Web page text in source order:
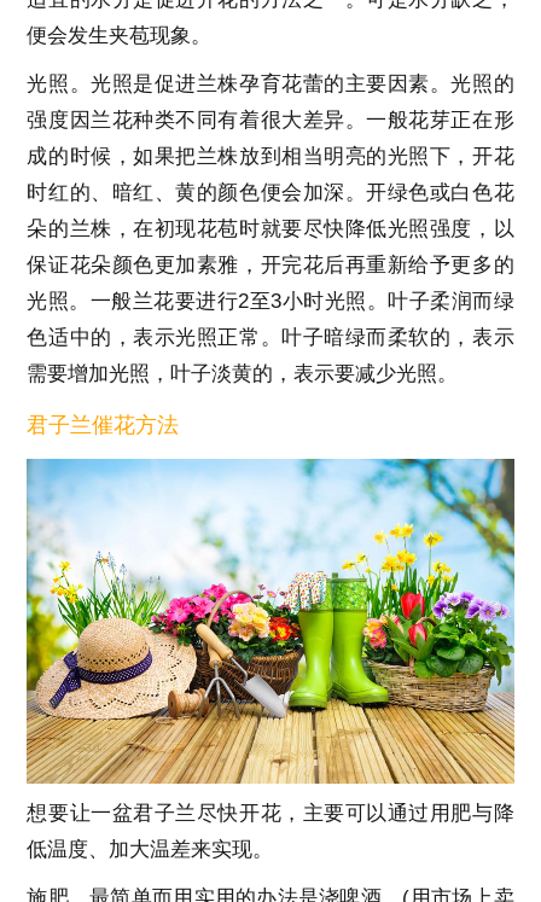
便会发生夹苞现象。
光照。光照是促进兰株孕育花蕾的主要因素。光照的
强度因兰花种类不同有着很大差异。一般花芽正在形
成的时候，如果把兰株放到相当明亮的光照下，开花
时红的、暗红、黄的颜色便会加深。开绿色或白色花
朵的兰株，在初现花苞时就要尽快降低光照强度，以
保证花朵颜色更加素雅，开完花后再重新给予更多的
光照。一般兰花要进行2至3小时光照。叶子柔润而绿
色适中的，表示光照正常。叶子暗绿而柔软的，表示
需要增加光照，叶子淡黄的，表示要减少光照。
君子兰催花方法
想要让一盆君子兰尽快开花，主要可以通过用肥与降
低温度、加大温差来实现。